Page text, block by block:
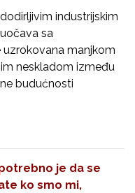
industrijskim
sa
manjkom
neskladom između
budućnosti
je da se
ko smo mi,